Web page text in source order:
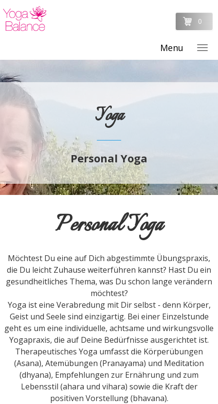
Menu
0
Yoga
Personal Yoga
Personal Yoga
Möchtest Du eine auf Dich abgestimmte Übungspraxis,
die Du leicht Zuhause weiterführen kannst? Hast Du ein
gesundheitliches Thema, was Du schon lange verändern
möchtest?
Yoga ist eine Verabredung mit Dir selbst - denn Körper,
Geist und Seele sind einzigartig. Bei einer Einzelstunde
geht es um eine individuelle, achtsame und wirkungsvolle
Yogapraxis, die auf Deine Bedürfnisse ausgerichtet ist.
Therapeutisches Yoga umfasst die Körperübungen
(Asana), Atemübungen (Pranayama) und Meditation
(dhyana), Empfehlungen zur Ernährung und zum
Lebensstil (ahara und vihara) sowie die Kraft der
positiven Vorstellung (bhavana).